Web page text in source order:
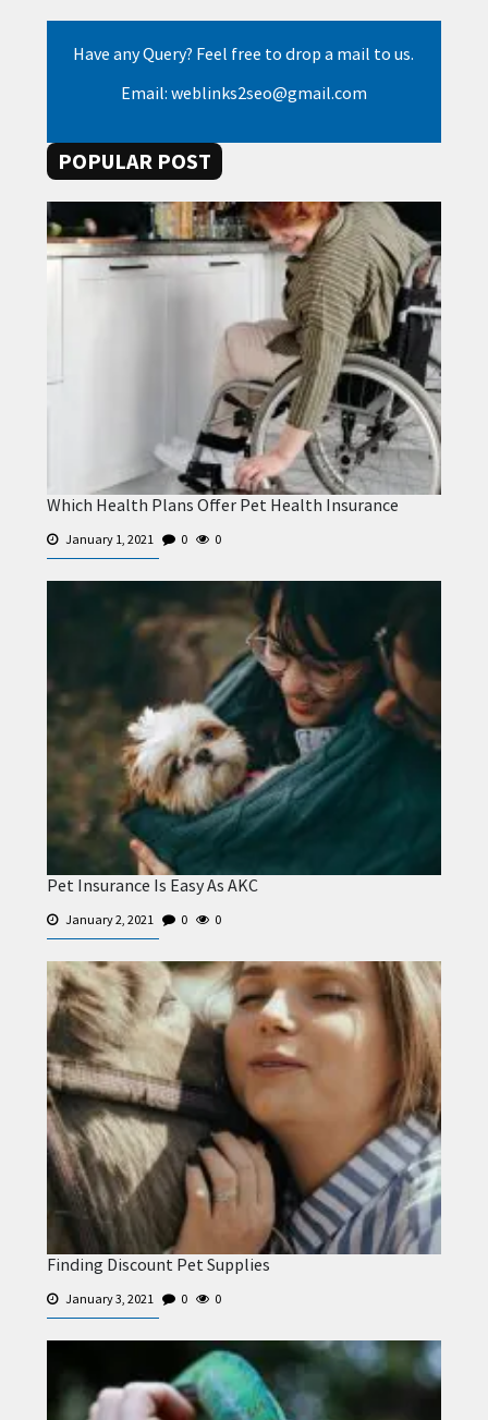
Have any Query? Feel free to drop a mail to us.
Email: weblinks2seo@gmail.com
POPULAR POST
Which Health Plans Offer Pet Health Insurance
January 1, 2021 0 0
Pet Insurance Is Easy As AKC
January 2, 2021 0 0
Finding Discount Pet Supplies
January 3, 2021 0 0